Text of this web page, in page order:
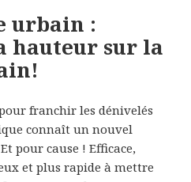
urbain :
hauteur sur la
franchir les dénivelés
connaît un nouvel
pour cause ! Efficace,
et plus rapide à mettre